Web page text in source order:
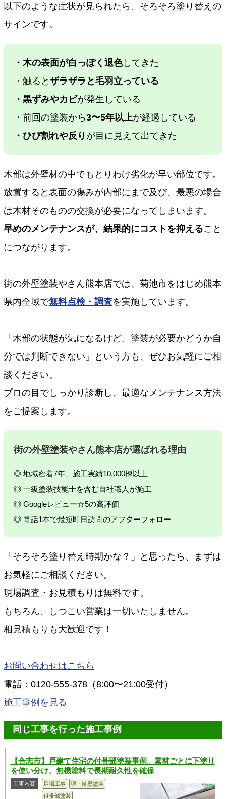
以下のような症状が見られたら、そろそろ塗り替えの
サインです。
・木の表面が白っぽく退色してきた
・触ると ザラザラと毛羽立っている
・黒ずみやカビが発生している
・前回の塗装から3〜5年以上が経過している
・ひび割れや反り が目に見えて出てきた
木部は外壁材の中でもとりわけ劣化が早い部位です。
放置すると表面の傷みが内部にまで及び、最悪の場合
は木材そのものの交換が必要になってしまいます。
早めのメンテナンスが、結果的にコストを抑えること
につながります。
街の外壁塗装やさん熊本店では、菊池市をはじめ熊本
県内全域で無料点検・調査を実施しています。
「木部の状態が気になるけど、塗装が必要かどうか自
分では判断できない」という方も、ぜひお気軽にご相
談ください。
プロの目でしっかり診断し、最適なメンテナンス方法
をご提案します。
街の外壁塗装やさん熊本店が選ばれる理由
◎ 地域密着7年、施工実績10,000棟以上
◎ 一級塗装技能士を含む自社職人が施工
◎ Googleレビュー☆5の高評価
◎ 電話1本で最短即日訪問のアフターフォロー
「そろそろ塗り替え時期かな？」と思ったら、まずは
お気軽にご相談ください。
現場調査・お見積もりは無料です。
もちろん、しつこい営業は一切いたしません。
相見積もりも大歓迎です！
お問い合わせはこちら
電話：0120-555-378（8:00〜21:00受付）
施工事例を見る
同じ工事を行った施工事例
【合志市】戸建て住宅の付帯部塗装事例。素材ごとに下塗り
を使い分け、無機塗料で長期耐久性を確保
工事内容 足場工事
塀・擁壁塗装
付帯部塗装